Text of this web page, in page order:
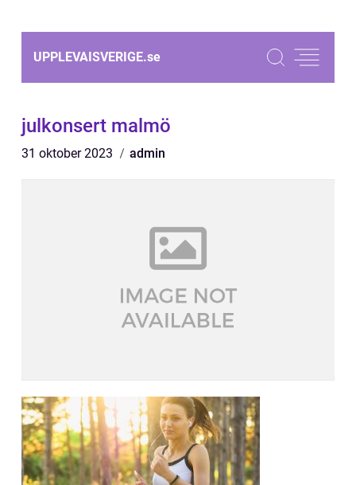
UPPLEVAISVERIGE.se
julkonsert malmö
31 oktober 2023 admin